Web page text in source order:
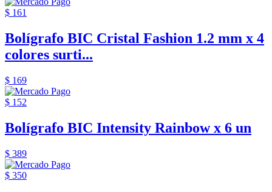
$ 161
Bolígrafo BIC Cristal Fashion 1.2 mm x 4
colores surti...
$ 169
$ 152
Bolígrafo BIC Intensity Rainbow x 6 un
$ 389
$ 350